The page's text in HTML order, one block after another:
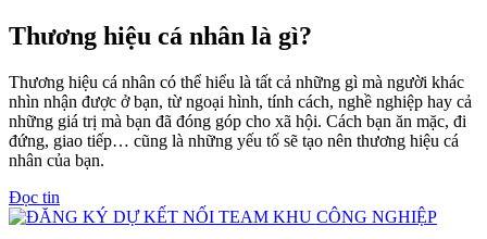
Thương hiệu cá nhân là gì?
Thương hiệu cá nhân có thể hiểu là tất cả những gì mà người khác
nhìn nhận được ở bạn, từ ngoại hình, tính cách, nghề nghiệp hay cả
những giá trị mà bạn đã đóng góp cho xã hội. Cách bạn ăn mặc, đi
đứng, giao tiếp… cũng là những yếu tố sẽ tạo nên thương hiệu cá
nhân của bạn.
Đọc tin